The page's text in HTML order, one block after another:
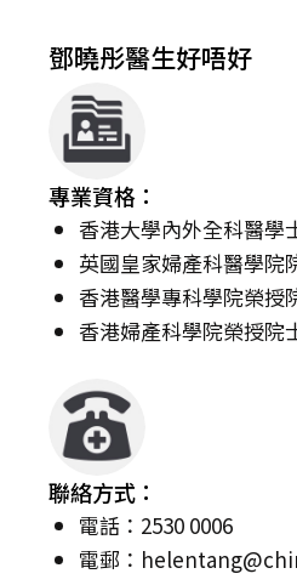
鄧曉彤醫生好唔好
專業資格：
香港大學內外全科醫學
英國皇家婦產科醫學院
香港醫學專科學院榮授
香港婦產科學院榮授院
聯絡方式：
電話：2530 0006
電郵：